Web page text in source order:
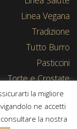
Linea Vegana
Tradizione
Tutto Burro
Pasticcini
Torte e Crostate
byIS - Soluzioni
la migliore
ne accetti
la nostra